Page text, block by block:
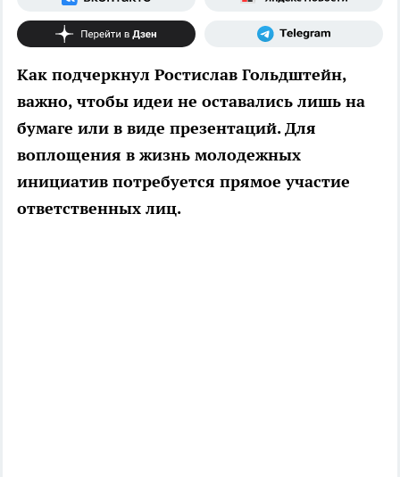
Как подчеркнул Ростислав Гольдштейн,
важно, чтобы идеи не оставались лишь на
бумаге или в виде презентаций. Для
воплощения в жизнь молодежных
инициатив потребуется прямое участие
ответственных лиц.